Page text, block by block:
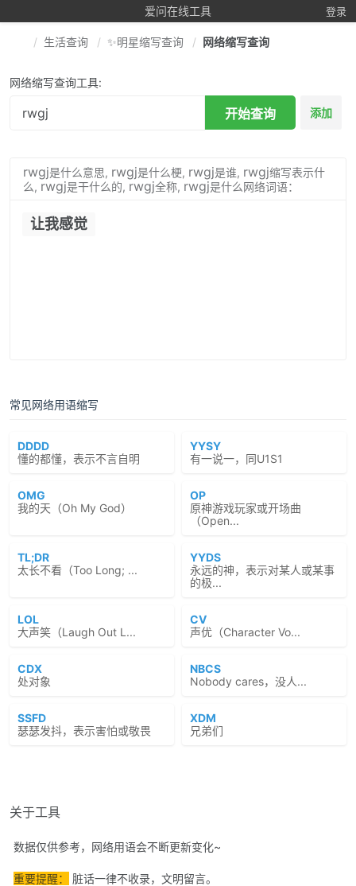
爱问在线工具 登录
生活查询 ✨明星缩写查询 网络缩写查询
网络缩写查询工具:
开始查询 添加
rwgj是什么意思, rwgj是什么梗, rwgj是谁, rwgj缩写表示什
么, rwgj是干什么的, rwgj全称, rwgj是什么网络词语：
让我感觉
常见网络用语缩写
DDDD
懂的都懂，表示不言自明
YYSY
有一说一，同U1S1
OMG
我的天（Oh My God）
OP
原神游戏玩家或开场曲
（Open...
TL;DR
太长不看（Too Long; ...
YYDS
永远的神，表示对某人或某事
的极...
LOL
大声笑（Laugh Out L...
CV
声优（Character Vo...
CDX
处对象
NBCS
Nobody cares，没人...
SSFD
瑟瑟发抖，表示害怕或敬畏
XDM
兄弟们
关于工具
数据仅供参考，网络用语会不断更新变化~
重要提醒： 脏话一律不收录，文明留言。